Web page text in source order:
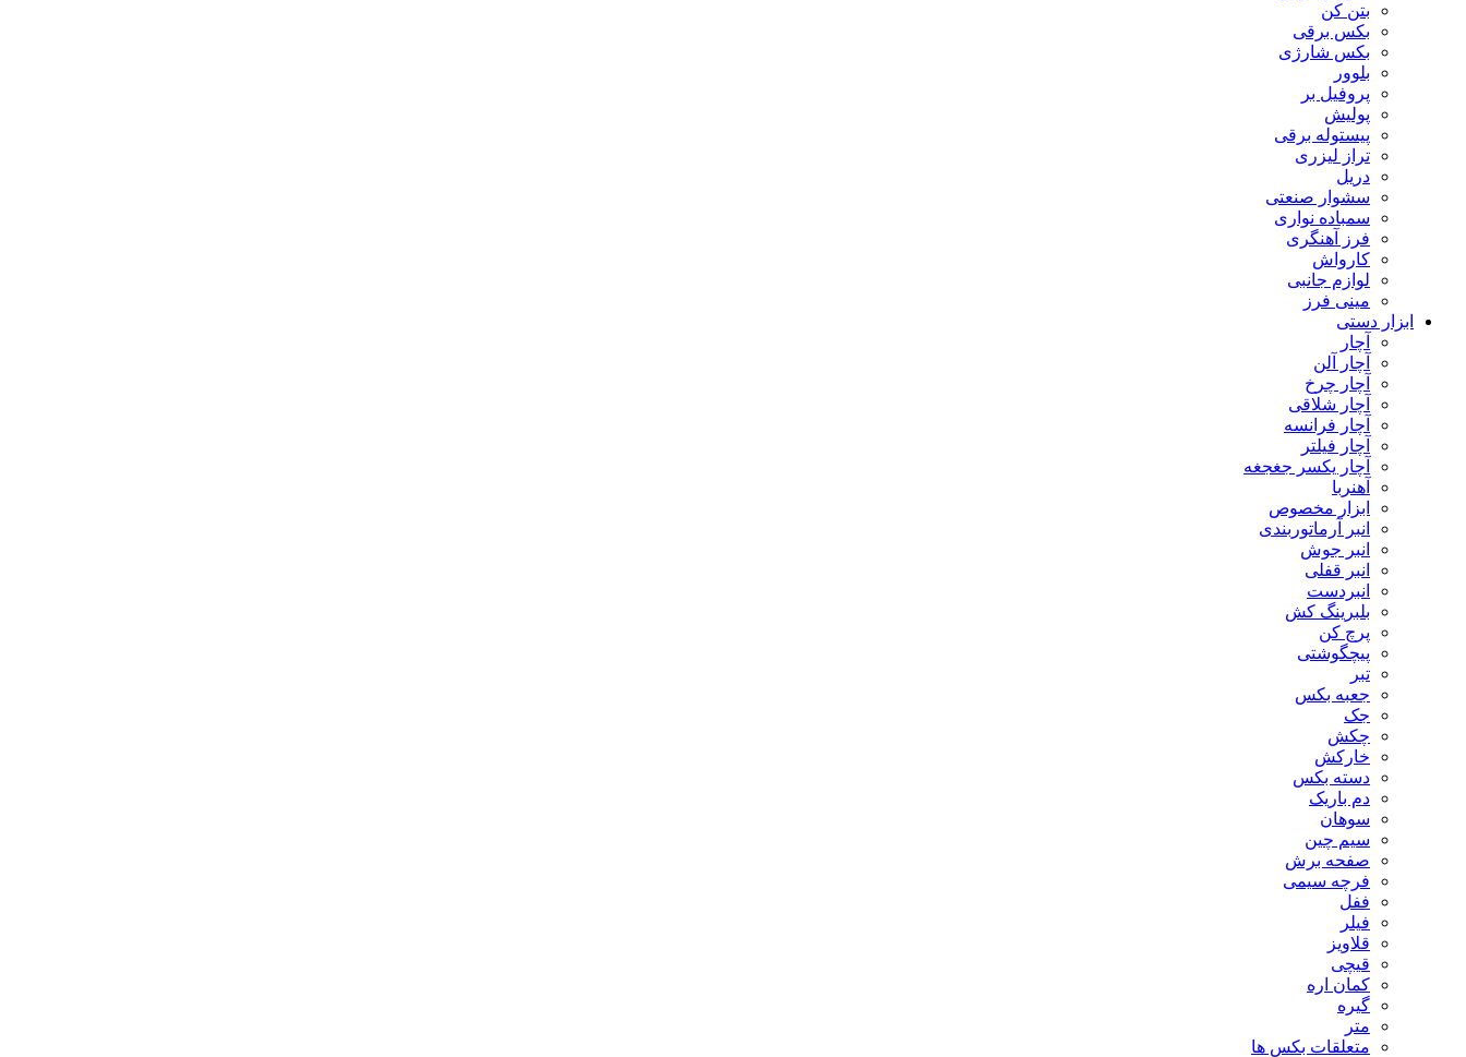
بتن کن
بکس برقی
بکس شارژی
بلوور
پروفیل بر
پولیش
پیستوله برقی
تراز لیزری
دریل
سشوار صنعتی
سمباده نواری
فرز آهنگری
کارواش
لوازم جانبی
مینی فرز
ابزار دستی
آچار
آچار آلن
آچار چرخ
آچار شلاقی
آچار فرانسه
آچار فیلتر
آچار یکسر جغجغه
آهنربا
ابزار مخصوص
انبر آرماتوربندی
انبر جوش
انبر قفلی
انبردست
بلبرینگ کش
پرچ کن
پیچگوشتی
تبر
جعبه بکس
جک
چکش
خارکش
دسته بکس
دم باریک
سوهان
سیم چین
صفحه برش
فرچه سیمی
ففل
فیلر
قلاویز
قیچی
کمان اره
گیره
متر
متعلقات بکس ها